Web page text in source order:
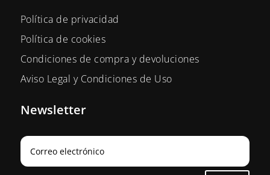
Política de privacidad
Política de cookies
Condiciones de compra y devoluciones
Aviso Legal y Condiciones de Uso
Newsletter